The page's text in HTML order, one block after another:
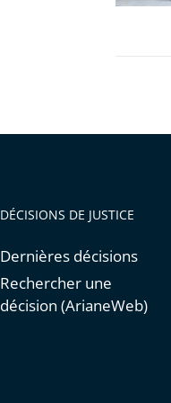
DÉCISIONS DE JUSTICE
Dernières décisions
Rechercher une
décision (ArianeWeb)